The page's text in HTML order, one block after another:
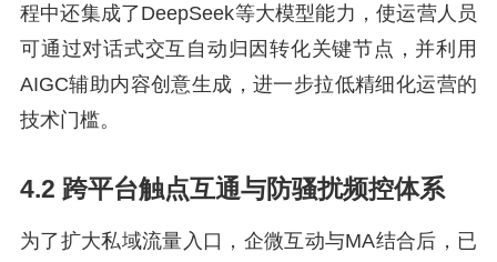
程中还集成了DeepSeek等大模型能力，使运营人员
可通过对话式交互自动归因转化关键节点，并利用
AIGC辅助内容创意生成，进一步拉低精细化运营的
技术门槛。
4.2 跨平台触点互通与防骚扰频控体系
为了扩大私域流量入口，企微互动与MA结合后，已